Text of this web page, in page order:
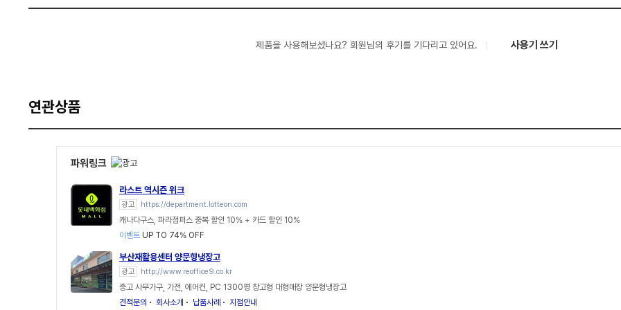
제품을 사용해보셨나요? 회원님의 후기를 기다리고 있어요. 사용기 쓰기
연관상품
파워링크
라스트 역시즌 위크
광고 https://department.lotteon.com
캐나다구스, 파라점퍼스 중복 할인 10% + 카드 할인 10%
이벤트 UP TO 74% OFF
부산재활용센터 양문형냉장고
광고 http://www.reoffice9.co.kr
중고 사무가구, 가전, 에어컨, PC 1300평 창고형 대형매장 양문형냉장고
견적문의
회사소개 납품사례 지점안내